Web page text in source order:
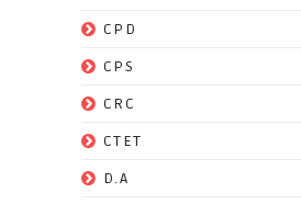
CPD
CPS
CRC
CTET
D.A